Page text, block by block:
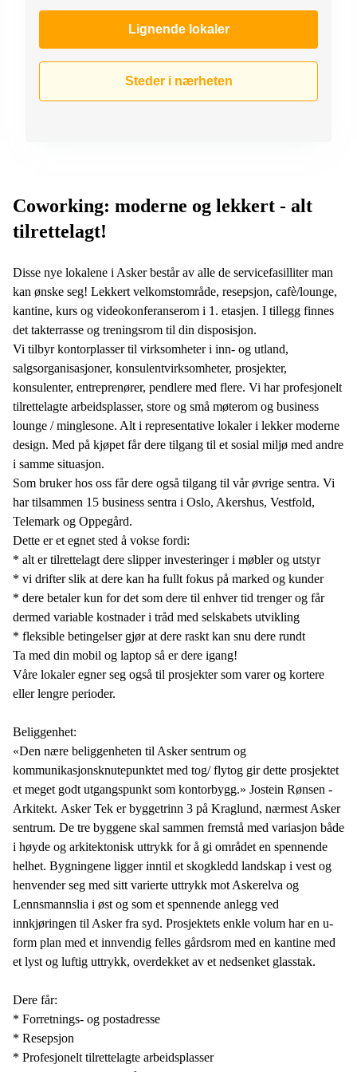
Lignende lokaler
Steder i nærheten
Coworking: moderne og lekkert - alt
tilrettelagt!
Disse nye lokalene i Asker består av alle de servicefasilliter man
kan ønske seg! Lekkert velkomstområde, resepsjon, cafè/lounge,
kantine, kurs og videokonferanserom i 1. etasjen. I tillegg finnes
det takterrasse og treningsrom til din disposisjon.
Vi tilbyr kontorplasser til virksomheter i inn- og utland,
salgsorganisasjoner, konsulentvirksomheter, prosjekter,
konsulenter, entreprenører, pendlere med flere. Vi har profesjonelt
tilrettelagte arbeidsplasser, store og små møterom og business
lounge / minglesone. Alt i representative lokaler i lekker moderne
design. Med på kjøpet får dere tilgang til et sosial miljø med andre
i samme situasjon.
Som bruker hos oss får dere også tilgang til vår øvrige sentra. Vi
har tilsammen 15 business sentra i Oslo, Akershus, Vestfold,
Telemark og Oppegård.
Dette er et egnet sted å vokse fordi:
* alt er tilrettelagt dere slipper investeringer i møbler og utstyr
* vi drifter slik at dere kan ha fullt fokus på marked og kunder
* dere betaler kun for det som dere til enhver tid trenger og får
dermed variable kostnader i tråd med selskabets utvikling
* fleksible betingelser gjør at dere raskt kan snu dere rundt
Ta med din mobil og laptop så er dere igang!
Våre lokaler egner seg også til prosjekter som varer og kortere
eller lengre perioder.
Beliggenhet:
«Den nære beliggenheten til Asker sentrum og
kommunikasjonsknutepunktet med tog/ flytog gir dette prosjektet
et meget godt utgangspunkt som kontorbygg.» Jostein Rønsen -
Arkitekt. Asker Tek er byggetrinn 3 på Kraglund, nærmest Asker
sentrum. De tre byggene skal sammen fremstå med variasjon både
i høyde og arkitektonisk uttrykk for å gi området en spennende
helhet. Bygningene ligger inntil et skogkledd landskap i vest og
henvender seg med sitt varierte uttrykk mot Askerelva og
Lennsmannslia i øst og som et spennende anlegg ved
innkjøringen til Asker fra syd. Prosjektets enkle volum har en u-
form plan med et innvendig felles gårdsrom med en kantine med
et lyst og luftig uttrykk, overdekket av et nedsenket glasstak.
Dere får:
* Forretnings- og postadresse
* Resepsjon
* Profesjonelt tilrettelagte arbeidsplasser